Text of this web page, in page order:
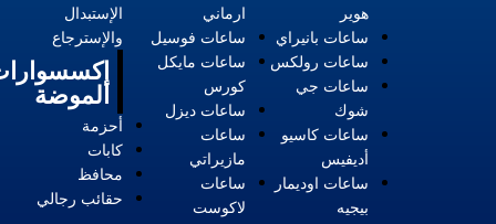
الإستبدال
والإسترجاع
الموضة
أحزمة
كابات
محافظ
حقائب رجالي
ارماني
ساعات فوسيل
ساعات مايكل
كورس
ساعات ديزل
ساعات
مازيراتي
ساعات
لاكوست
هوير
ساعات بانيراي
ساعات رولكس
ساعات جي
شوك
ساعات كاسيو
أديفيس
ساعات اوديمار
بيجيه